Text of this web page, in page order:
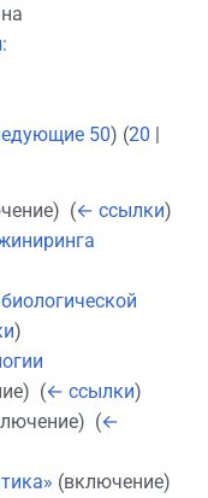
:
50) (20 |
(← ссылки)
)
(← ссылки)
(←
(включение) ‎